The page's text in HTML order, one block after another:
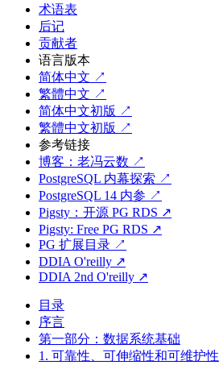
术语表
后记
贡献者
语言版本
简体中文 ↗
繁體中文 ↗
简体中文初版 ↗
繁體中文初版 ↗
参考链接
博客：老冯云数 ↗
PostgreSQL 内幕探索 ↗
PostgreSQL 14 内参 ↗
Pigsty：开源 PG RDS ↗
Pigsty: Free PG RDS ↗
PG 扩展目录 ↗
DDIA O'reilly ↗
DDIA 2nd O'reilly ↗
目录
序言
第一部分：数据系统基础
1. 可靠性、可伸缩性和可维护性